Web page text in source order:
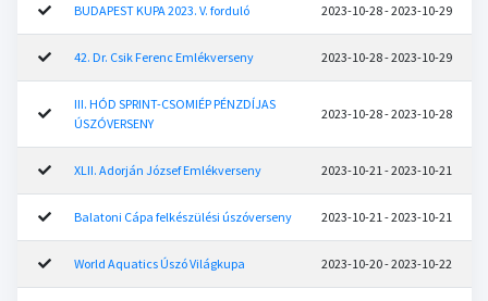
BUDAPEST KUPA 2023. V. forduló 2023-10-28 - 2023-10-29
42. Dr. Csik Ferenc Emlékverseny 2023-10-28 - 2023-10-29
III. HÓD SPRINT-CSOMIÉP PÉNZDÍJAS
ÚSZÓVERSENY
2023-10-28 - 2023-10-28
XLII. Adorján József Emlékverseny 2023-10-21 - 2023-10-21
Balatoni Cápa felkészülési úszóverseny 2023-10-21 - 2023-10-21
World Aquatics Úszó Világkupa 2023-10-20 - 2023-10-22